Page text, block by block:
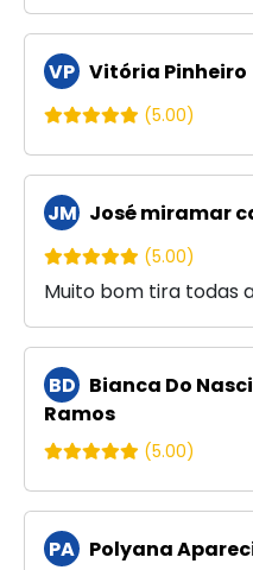
VP Vitória Pinheiro
(5.00)
JM José miramar
(5.00)
Muito bom tira todas
BD Bianca Do
Ramos
(5.00)
PA Polyana